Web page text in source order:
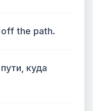
the path.
куда